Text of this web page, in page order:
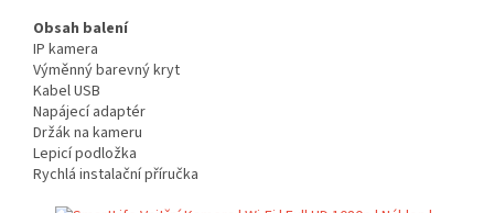
Obsah balení
IP kamera
Výměnný barevný kryt
Kabel USB
Napájecí adaptér
Držák na kameru
Lepicí podložka
Rychlá instalační příručka